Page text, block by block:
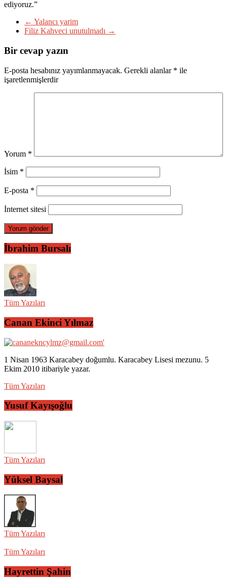
ediyoruz.”
← Yalancı yarim
Filiz Kahveci unutulmadı →
Bir cevap yazın
E-posta hesabınız yayımlanmayacak. Gerekli alanlar * ile
işaretlenmişlerdir
Yorum *
İsim *
E-posta *
İnternet sitesi
İbrahim Bursalı
Tüm Yazıları
Canan Ekinci Yılmaz
1 Nisan 1963 Karacabey doğumlu. Karacabey Lisesi mezunu. 5
Ekim 2010 itibariyle yazar.
Tüm Yazıları
Yusuf Kayışoğlu
Tüm Yazıları
Yüksel Baysal
Tüm Yazıları
Tüm Yazıları
Hayrettin Şahin